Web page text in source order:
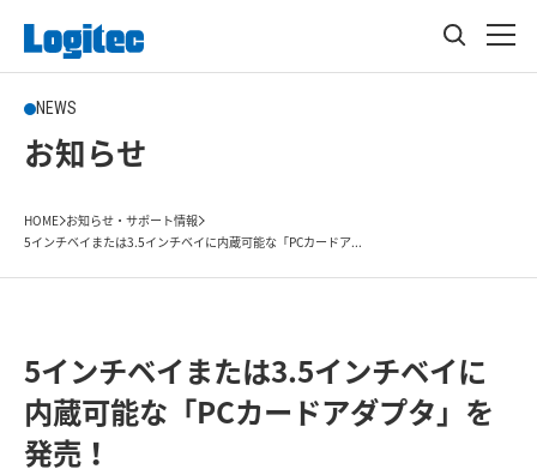
NEWS
お知らせ
HOME お知らせ・サポート情報
5インチベイまたは3.5インチベイに内蔵可能な「PCカードア...
5インチベイまたは3.5インチベイに
内蔵可能な「PCカードアダプタ」を
発売！